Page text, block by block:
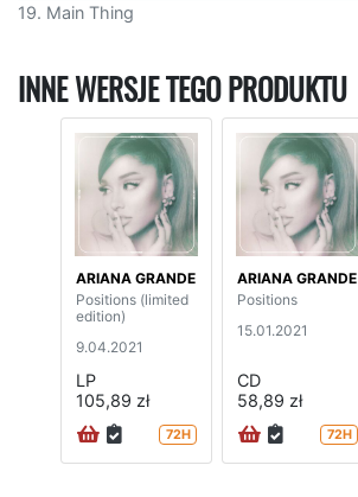
19. Main Thing
INNE WERSJE TEGO PRODUKTU
ARIANA GRANDE
Positions (limited
edition)
9.04.2021
LP
105,89 zł
72H
ARIANA GRANDE
Positions
15.01.2021
CD
58,89 zł
72H